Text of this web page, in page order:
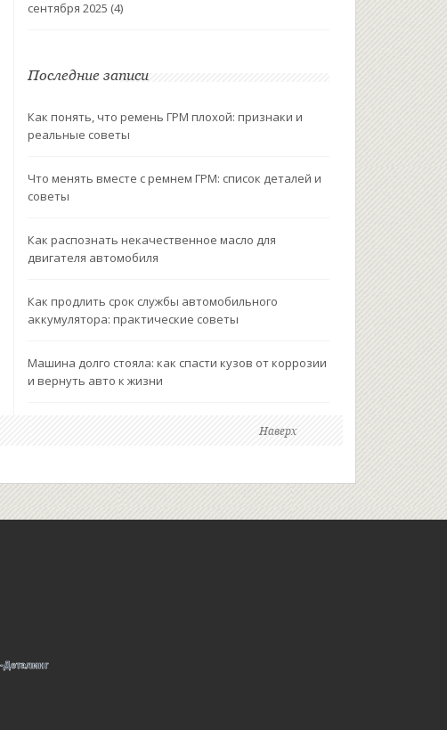
сентября 2025 (4)
Последние записи
Как понять, что ремень ГРМ плохой: признаки и
реальные советы
Что менять вместе с ремнем ГРМ: список деталей и
советы
Как распознать некачественное масло для
двигателя автомобиля
Как продлить срок службы автомобильного
аккумулятора: практические советы
Машина долго стояла: как спасти кузов от коррозии
и вернуть авто к жизни
Наверх